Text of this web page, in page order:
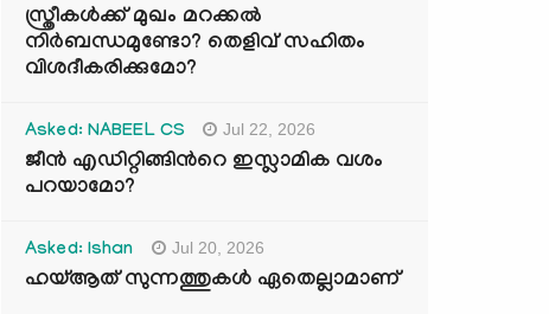
സ്ത്രീകൾക്ക് മുഖം മറക്കൽ
നിർബന്ധമുണ്ടോ? തെളിവ് സഹിതം
വിശദീകരിക്കുമോ?
Asked: NABEEL CS Jul 22, 2026
ജീൻ എഡിറ്റിങ്ങിന്‍റെ ഇസ്ലാമിക വശം
പറയാമോ?
Asked: Ishan Jul 20, 2026
ഹയ്ആത് സുന്നത്തുകൾ ഏതെല്ലാമാണ്